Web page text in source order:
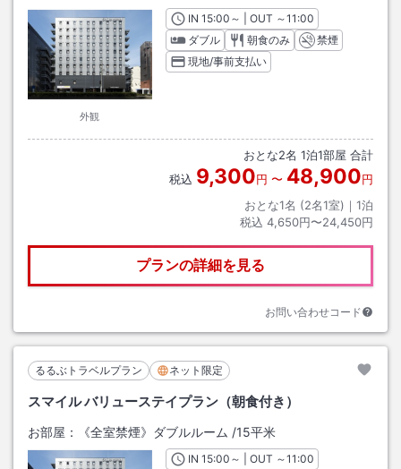
外観
INチェックイン
15:00 ～ | OUT チェックアウト
～11:00
ダブル
朝食のみ
禁煙
現地/事前支払い
おとな2名 1泊1部屋 合計
税込 9,300円 〜 48,900円
おとな1名 (2名1室)｜ 1泊
税込 4,650円〜24,450円
プランの詳細を見る
お問い合わせコード
るるぶトラベルプラン ネット限定
スマイル バリューステイプラン（朝食付き）
お部屋： 《全室禁煙》ダブルルーム /15平米
INチェックイン
15:00 ～ | OUT チェックアウト
～11:00